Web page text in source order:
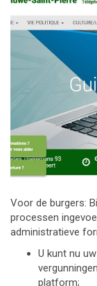
Voor de burgers:
processen
administratieve
U kunt nu
platform;